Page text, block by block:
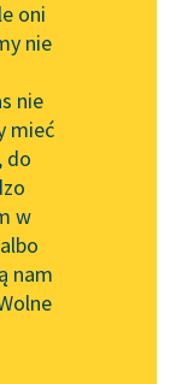
dla piszących i
Lektur
oni
nie
nie
mieć
do
w
nam
Swanna
dwa lata w
w